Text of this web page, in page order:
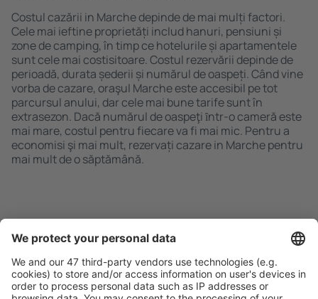
Costul cazării in Marche depinde de mai mulți factori.
Cele mai ieftine proprietăți includ hanuri, pensiuni și
zone de camping, în timp ce hotelurile și apartamentele
sunt cele mai costisitoare. Costul rezervării depinde de
perioadă, durata șederii și numărul de oaspeți. Când vine
vorba de cazare, oraşul Marche este accesibil pe tot
parcursul anului, dar cele mai bune tarife sunt în
extrasezon. Dacă numărul de oaspeţi ȋntr-o cameră este
mai mare, costul pentru fiecare va fi mai mic. Pentru a
economisi şi mai mult, rezervați cazare in Marche pentru
mai mult de o săptămână.
Caută rapid şi uşor
Ofertă adaptată aşteptărilor tale.
Planifică ȋn siguranţă